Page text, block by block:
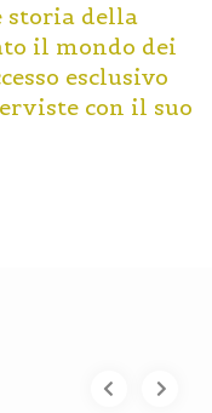
storia della
il mondo dei
esclusivo
con il suo